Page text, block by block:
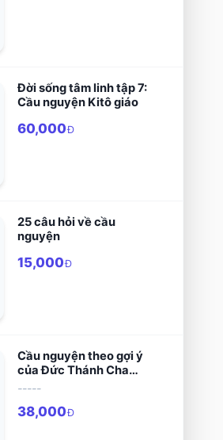
Đời sống tâm linh tập 7:
Cầu nguyện Kitô giáo
60,000Đ
25 câu hỏi về cầu
nguyện
15,000Đ
Cầu nguyện theo gợi ý
của Đức Thánh Cha
-----
38,000Đ